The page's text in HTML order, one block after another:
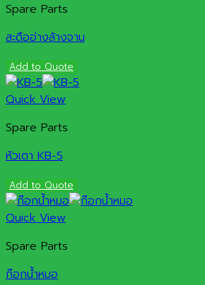
Spare Parts
สะดืออ่างล้างจาน
Add to Quote
Quick View
Spare Parts
หัวเตา KB-5
Add to Quote
Quick View
Spare Parts
ก๊อกน้ำหมอ